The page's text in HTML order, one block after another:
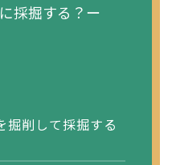
採掘する？ー
掘削して採掘する